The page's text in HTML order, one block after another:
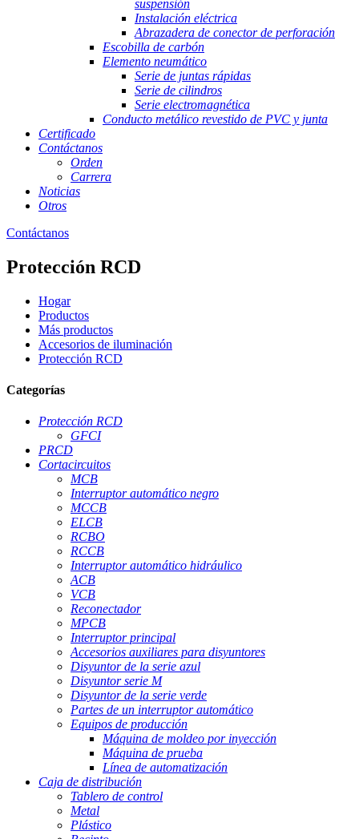
suspensión
Instalación eléctrica
Abrazadera de conector de perforación
Escobilla de carbón
Elemento neumático
Serie de juntas rápidas
Serie de cilindros
Serie electromagnética
Conducto metálico revestido de PVC y junta
Certificado
Contáctanos
Orden
Carrera
Noticias
Otros
Contáctanos
Protección RCD
Hogar
Productos
Más productos
Accesorios de iluminación
Protección RCD
Categorías
Protección RCD
GFCI
PRCD
Cortacircuitos
MCB
Interruptor automático negro
MCCB
ELCB
RCBO
RCCB
Interruptor automático hidráulico
ACB
VCB
Reconectador
MPCB
Interruptor principal
Accesorios auxiliares para disyuntores
Disyuntor de la serie azul
Disyuntor serie M
Disyuntor de la serie verde
Partes de un interruptor automático
Equipos de producción
Máquina de moldeo por inyección
Máquina de prueba
Línea de automatización
Caja de distribución
Tablero de control
Metal
Plástico